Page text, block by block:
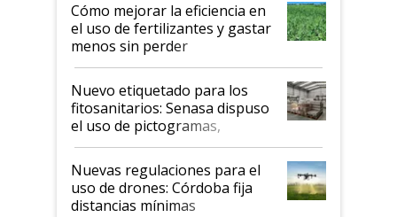
Cómo mejorar la eficiencia en
el uso de fertilizantes y gastar
menos sin perder
productividad en la campaña
fina
Nuevo etiquetado para los
fitosanitarios: Senasa dispuso
el uso de pictogramas,
palabras de advertencia e
indicaciones
Nuevas regulaciones para el
uso de drones: Córdoba fija
distancias mínimas